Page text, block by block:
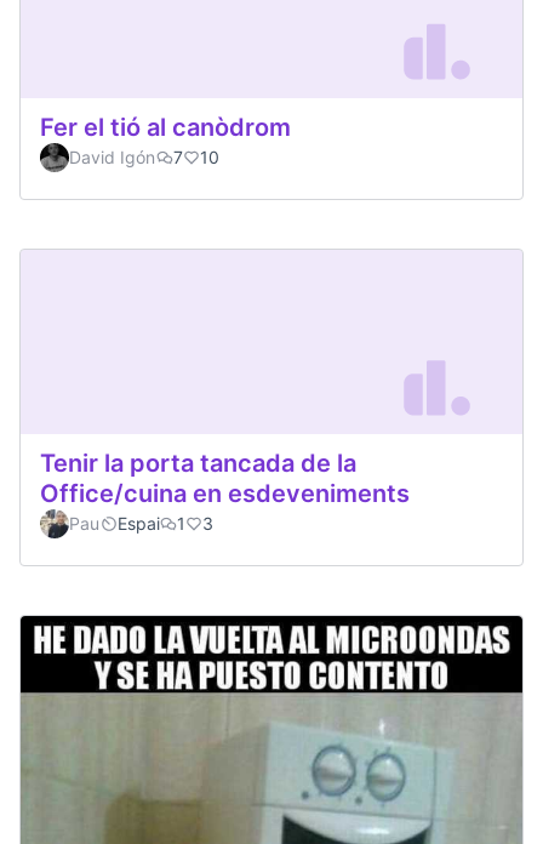
Fer el tió al canòdrom
David Igón 7 10
Tenir la porta tancada de la
Office/cuina en esdeveniments
Pau Espai 1 3